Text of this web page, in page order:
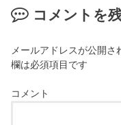
コメントを
メールアドレスが公開さ
欄は必須項目です
コメント